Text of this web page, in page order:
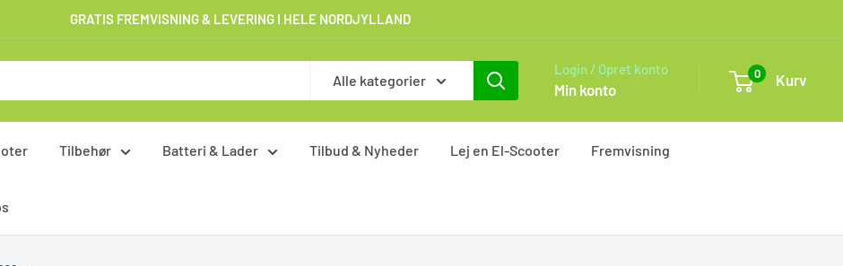
GRATIS FREMVISNING & LEVERING I HELE NORDJYLLAND
Alle kategorier
Login / Opret konto
Min konto
0 Kurv
Tilbehør Batteri & Lader Tilbud & Nyheder Lej en El-Scooter Fremvisning